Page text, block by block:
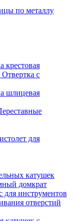
по металлу
крестовая
Отвертка с
шлицевая
для
катушек
домкрат
для инструментов
отверстий